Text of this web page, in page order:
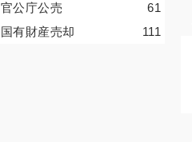
61
官公庁公売
111
国有財産売却